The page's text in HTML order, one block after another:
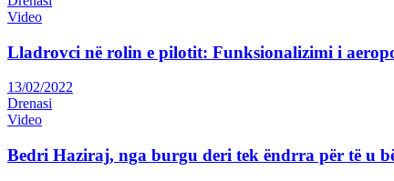
Video
Lladrovci në rolin e pilotit: Funksionalizimi i
13/02/2022
Drenasi
Video
Bedri Haziraj, nga burgu deri tek ëndrra për të u